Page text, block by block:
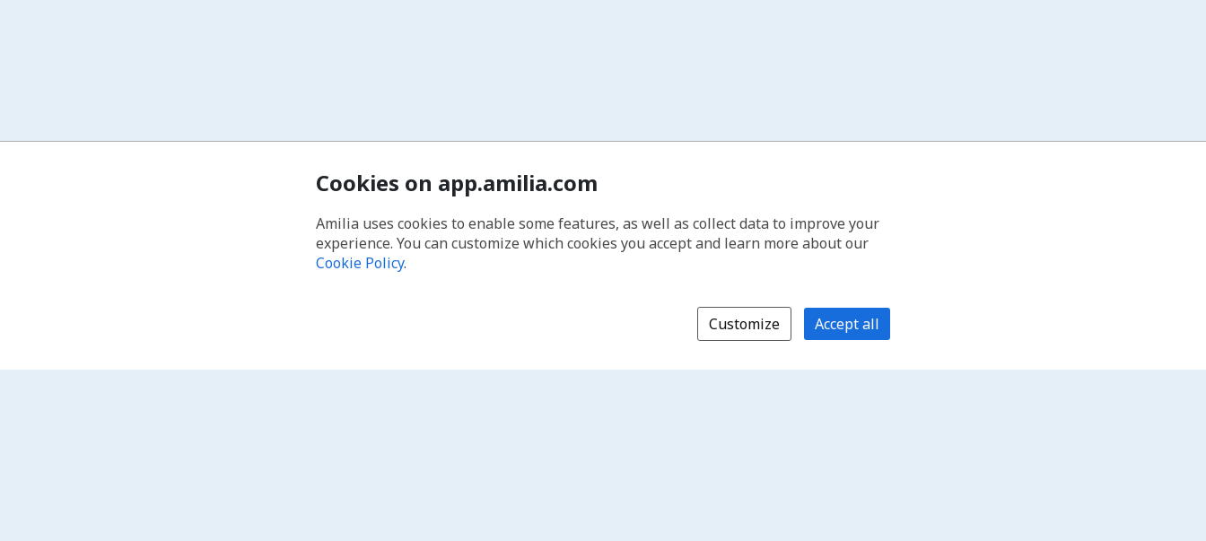
Cookies on app.amilia.com
Amilia uses cookies to enable some features, as well as collect data to improve your
experience. You can customize which cookies you accept and learn more about our
Cookie Policy.
Customize Accept all